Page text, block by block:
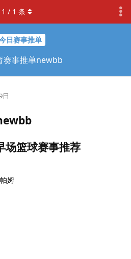
日赛事推单
赛事推单newbb
1 / 1 条
日
场篮球赛事推荐
姆